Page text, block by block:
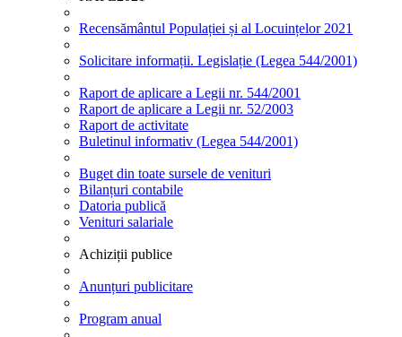
Recensământul Populației și al Locuințelor 2021
Solicitare informații. Legislație (Legea 544/2001)
Raport de aplicare a Legii nr. 544/2001
Raport de aplicare a Legii nr. 52/2003
Raport de activitate
Buletinul informativ (Legea 544/2001)
Buget din toate sursele de venituri
Bilanțuri contabile
Datoria publică
Venituri salariale
Achiziții publice
Anunțuri publicitare
Program anual